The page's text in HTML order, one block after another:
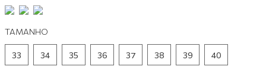
TAMANHO
33 34 35 36 37 38 39 40
9º
tênis branco
10º tênis preto